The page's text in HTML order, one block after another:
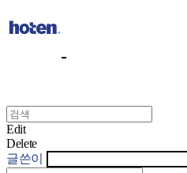
Edit
Delete
글쓴이